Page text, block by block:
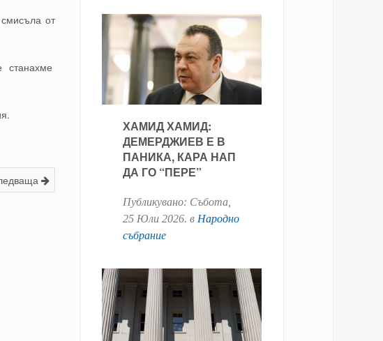
от
станахме
ХАМИД ХАМИД:
ДЕМЕРДЖИЕВ Е В
ПАНИКА, КАРА НАП
ДА ГО “ПЕРЕ”
Публикувано: Събота,
25 Юли 2026. в Народно
събрание